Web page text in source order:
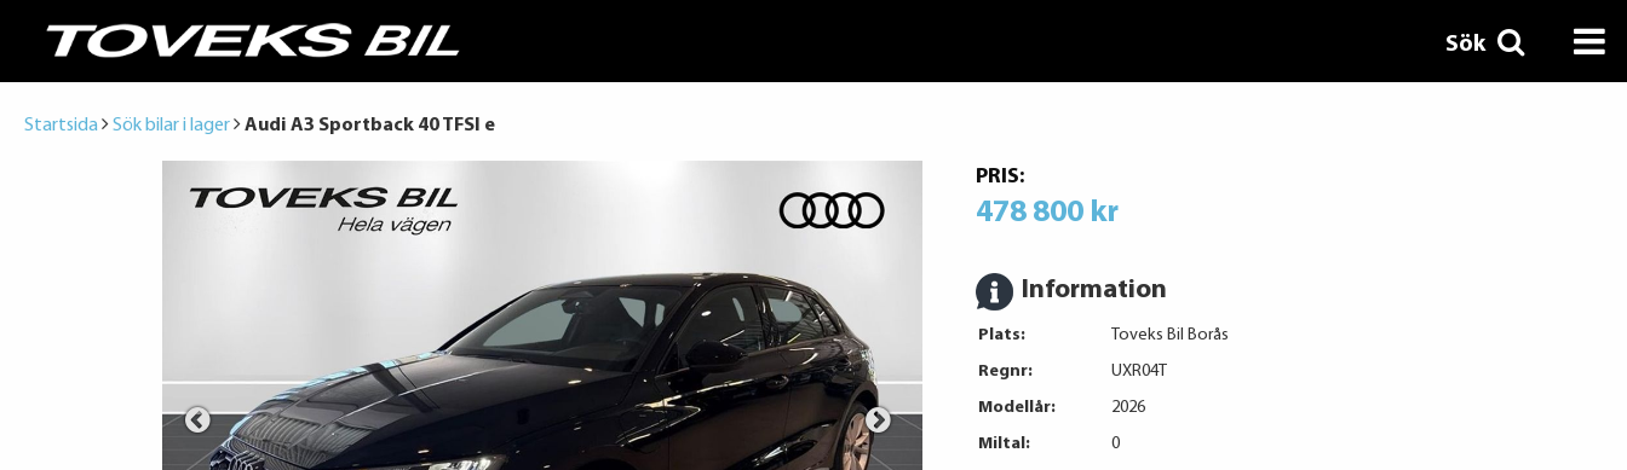
Sök
Startsida Sök bilar i lager Audi A3 Sportback 40 TFSI e
PRIS:
478 800 kr
Information
Plats:
Toveks Bil Borås
Regnr:
UXR04T
Modellår:
2026
Miltal:
0